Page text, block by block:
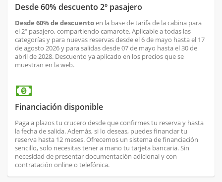
Desde 60% descuento 2º pasajero
Desde 60% de descuentoen la base de tarifa de la cabina para
el 2º pasajero, compartiendo camarote. Aplicable a todas las
categorías y para nuevas reservas desde el 6 de mayo hasta el 17
de agosto 2026 y para salidas desde 07 de mayo hasta el 30 de
abril de 2028. Descuento ya aplicado en los precios que se
muestran en la web.
Financiación disponible
Paga a plazos tu crucero desde que confirmes tu reserva y hasta
la fecha de salida. Además, si lo deseas, puedes financiar tu
reserva hasta 12 meses. Ofrecemos un sistema de financiación
sencillo, solo necesitas tener a mano tu tarjeta bancaria. Sin
necesidad de presentar documentación adicional y con
contratación online o telefónica.